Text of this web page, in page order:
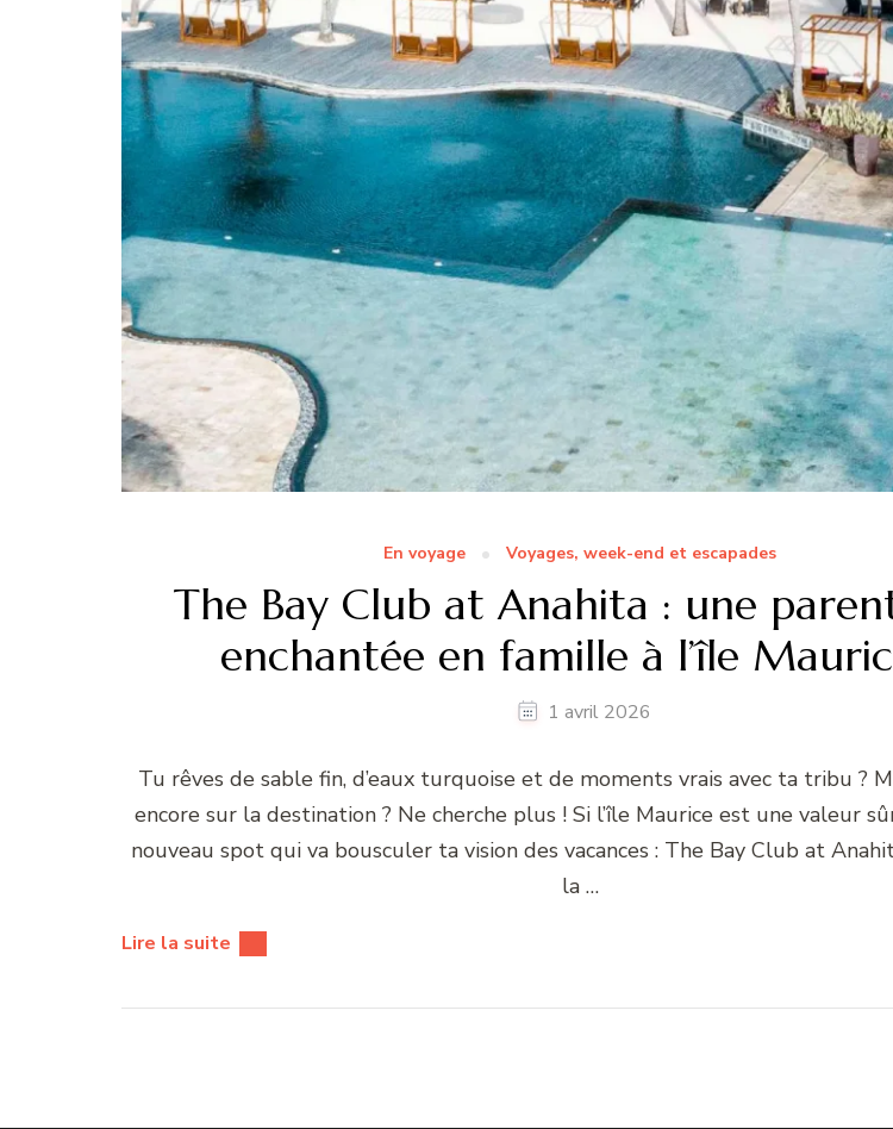
En voyage Voyages, week-end et escapades
The Bay Club at Anahita : une
enchantée en famille à l’île
1 avril 2026
Tu rêves de sable fin, d’eaux turquoise et de moments vrais avec ta tribu ?
encore sur la destination ? Ne cherche plus ! Si l’île Maurice est une valeur
nouveau spot qui va bousculer ta vision des vacances : The Bay Club at
la …
Lire la suite